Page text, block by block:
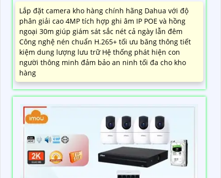
Lắp đặt camera kho hàng chính hãng Dahua với độ
phân giải cao 4MP tích hợp ghi âm IP POE và hồng
ngoại 30m giúp giám sát sắc nét cả ngày lẫn đêm
Công nghệ nén chuẩn H.265+ tối ưu băng thông tiết
kiệm dung lượng lưu trữ Hệ thống phát hiện con
người thông minh đảm bảo an ninh tối đa cho kho
hàng